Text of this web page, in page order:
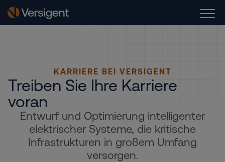
KARRIERE BEI VERSIGENT
Treiben Sie Ihre Karriere
voran
Entwurf und Optimierung intelligenter
elektrischer Systeme, die kritische
Infrastrukturen in großem Umfang
versorgen.